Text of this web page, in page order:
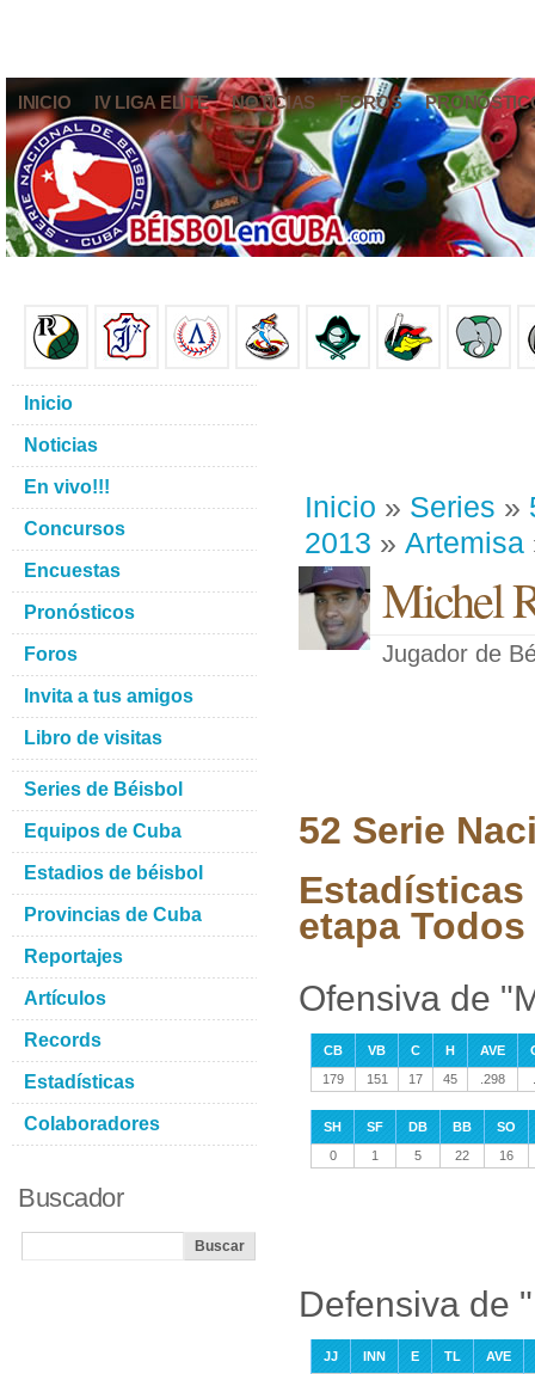
INICIO IV LIGA ELITE NOTICIAS FOROS
Inicio » Series »
2013 » Artemisa
Michel
Jugador de
52 Serie
etapa
Ofensiva de
CB VB C H AVE
179
151 17 45 .298
SH SF DB BB
SO
0
1 5 22 16
Defensiva de
JJ INN E TL
AVE
Inicio
Noticias
En vivo!!!
Concursos
Encuestas
Pronósticos
Foros
Invita a tus amigos
Libro de visitas
Series de Béisbol
Equipos de Cuba
Estadios de béisbol
Provincias de Cuba
Reportajes
Artículos
Records
Estadísticas
Colaboradores
Buscador